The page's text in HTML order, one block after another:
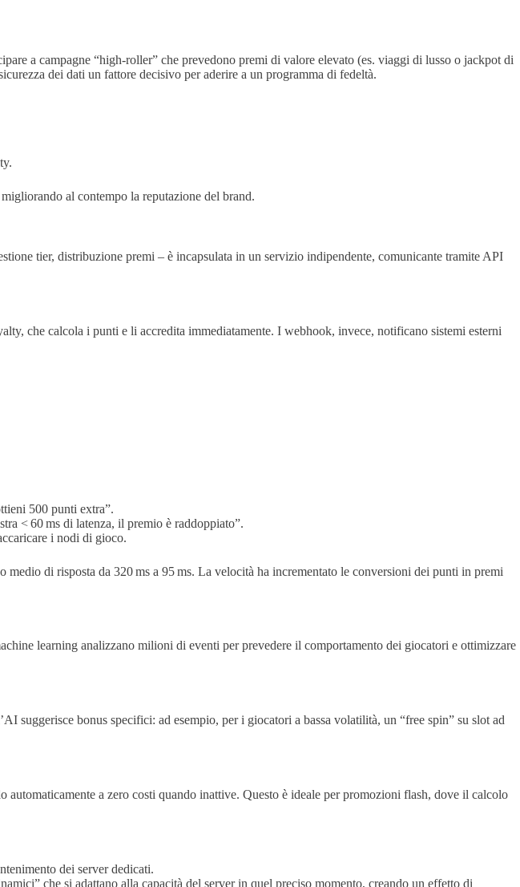
a campagne “high‑roller” che prevedono premi di valore elevato (es. viaggi di lusso o jackpot di
dei dati un fattore decisivo per aderire a un programma di fedeltà.
al contempo la reputazione del brand.
tier, distribuzione premi – è incapsulata in un servizio indipendente, comunicante tramite API
che calcola i punti e li accredita immediatamente. I webhook, invece, notificano sistemi esterni
500 punti extra”.
< 60 ms di latenza, il premio è raddoppiato”.
i nodi di gioco.
di risposta da 320 ms a 95 ms. La velocità ha incrementato le conversioni dei punti in premi
learning analizzano milioni di eventi per prevedere il comportamento dei giocatori e ottimizzare
suggerisce bonus specifici: ad esempio, per i giocatori a bassa volatilità, un “free spin” su slot ad
a zero costi quando inattive. Questo è ideale per promozioni flash, dove il calcolo
dei server dedicati.
che si adattano alla capacità del server in quel preciso momento, creando un effetto di